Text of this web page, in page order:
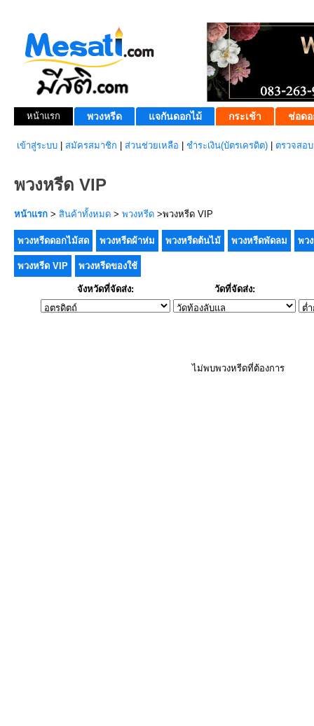
หน้าแรก พวงหรีด แจกันดอกไม้ กระเช้า ช่อดอ
เข้าสู่ระบบ สมัครสมาชิก ส่วนช่วยเหลือ ชำระเงิน(บัตรเครดิต) ตรวจสอ
พวงหรีด VIP
หน้าแรก > สินค้าทั้งหมด > พวงหรีด >พวงหรีด VIP
พวงหรีดดอกไม้สด พวงหรีดผ้าห่ม พวงหรีดต้นไม้ พวงหรีดพัดลม พว
พวงหรีด VIP พวงหรีดของใช้
จังหวัดที่จัดส่ง: วัดที่จัดส่ง:
ไม่พบพวงหรีดที่ต้องการ